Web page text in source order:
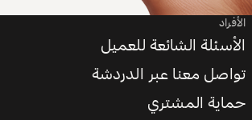
الأفراد
الأسئلة الشائعة للعميل
تواصل معنا عبر الدردشة
حماية المشتري